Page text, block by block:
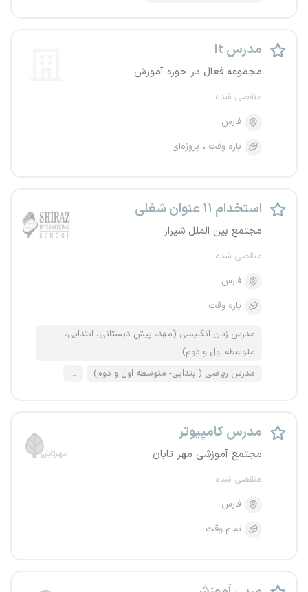
مدرس It
مجموعه فعال در حوزه آموزش
منقضی شده
فارس
پاره وقت
پروژه‌ای
استخدام ۱۱ عنوان شغلی
مجتمع بین الملل شیراز
منقضی شده
فارس
پاره وقت
مدرس زبان انگلیسی (مهد، پیش دبستانی، ابتدایی،
متوسطه اول و دوم)
مدرس ریاضی (ابتدایی- متوسطه اول و دوم)
...
مدرس کامپیوتر
مجتمع آموزشی مهر تابان
منقضی شده
فارس
تمام وقت